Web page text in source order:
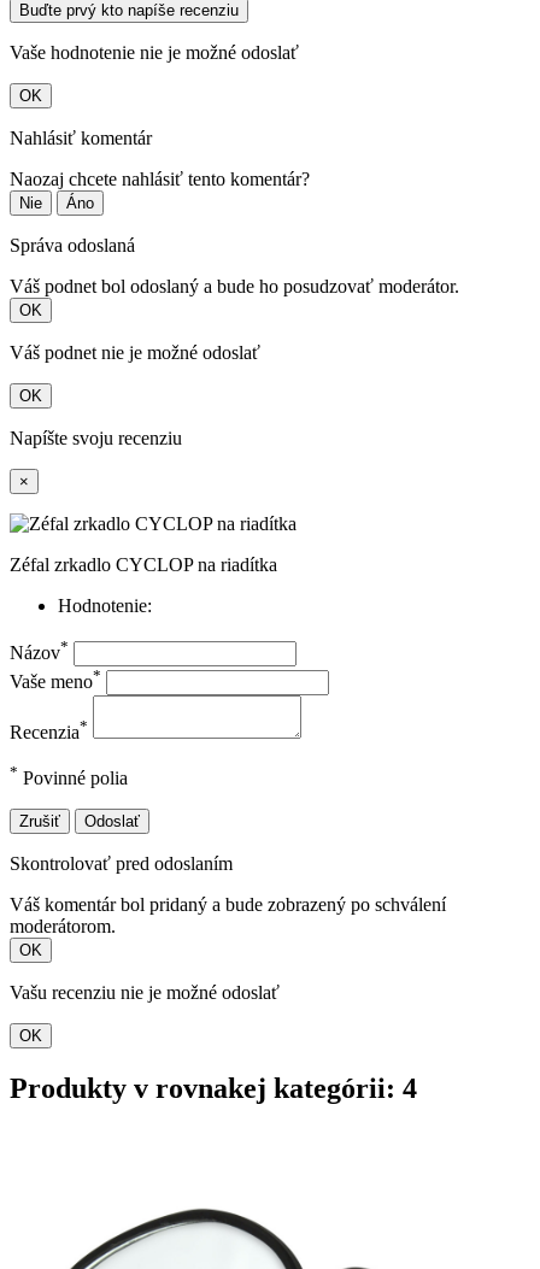
Buďte prvý kto napíše recenziu
Vaše hodnotenie nie je možné odoslať
OK
Nahlásiť komentár
Naozaj chcete nahlásiť tento komentár?
Nie Áno
Správa odoslaná
Váš podnet bol odoslaný a bude ho posudzovať moderátor.
OK
Váš podnet nie je možné odoslať
OK
Napíšte svoju recenziu
×
Zéfal zrkadlo CYCLOP na riadítka
Hodnotenie:
Názov*
Vaše meno*
Recenzia*
* Povinné polia
Zrušiť Odoslať
Skontrolovať pred odoslaním
Váš komentár bol pridaný a bude zobrazený po schválení
moderátorom.
OK
Vašu recenziu nie je možné odoslať
OK
Produkty v rovnakej kategórii: 4